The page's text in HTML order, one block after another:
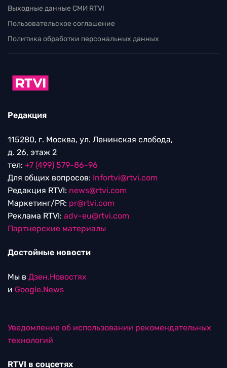
Выходные данные СМИ RTVI
Пользовательское соглашение
Политика обработки персональных данных
Редакция
115280, г. Москва, ул. Ленинская слобода,
д. 26, этаж 2
тел: +7 (499) 579-86-96
Для общих вопросов: Infortvi@rtvi.com
Редакция RTVI: news@rtvi.com
Маркетинг/PR: pr@rtvi.com
Реклама RTVI: adv-eu@rtvi.com
Партнерские материалы
Достойные новости
Мы в Дзен.Новостях
и Google.News
Уведомление об использовании рекомендательных
технологий
RTVI в соцсетях